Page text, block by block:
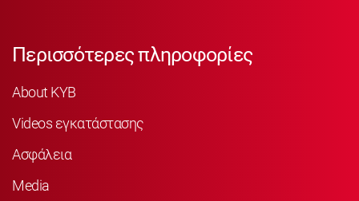
Περισσότερες πληροφορίες
About KYB
Videos εγκατάστασης
Ασφάλεια
Media